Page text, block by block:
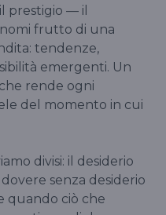
prestigio — il
frutto di una
tendenze,
emergenti. Un
rende ogni
del momento in cui
divisi: il desiderio
senza desiderio
quando ciò che